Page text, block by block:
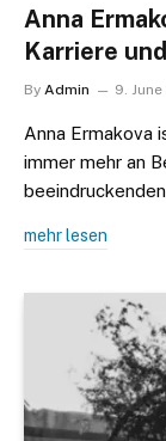
Anna
Karriere
By Admin 9.
Anna Ermakova
immer mehr an
mehr lesen